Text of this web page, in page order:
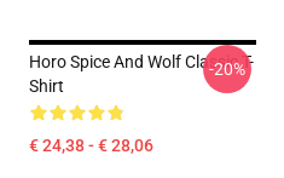
Horo Spice And Wolf Classic T-
Shirt
€ 24,38 - € 28,06
-20%